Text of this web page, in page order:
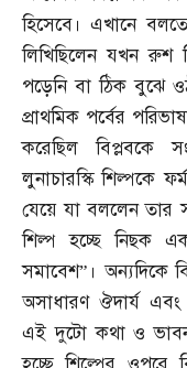
হিসেবে। এখানে
লিখিছিলেন যখন রুশ
পড়েনি বা ঠিক বুঝে
প্রাথমিক পর্বের
করেছিল বিপ্লবকে
লুনাচারস্কি শিল্পকে
যেয়ে যা বললেন তার
শিল্প হচ্ছে নিছক
সমাবেশ”। অন্যদিকে
অসাধারণ ঔদার্য
এই দুটো কথা ও